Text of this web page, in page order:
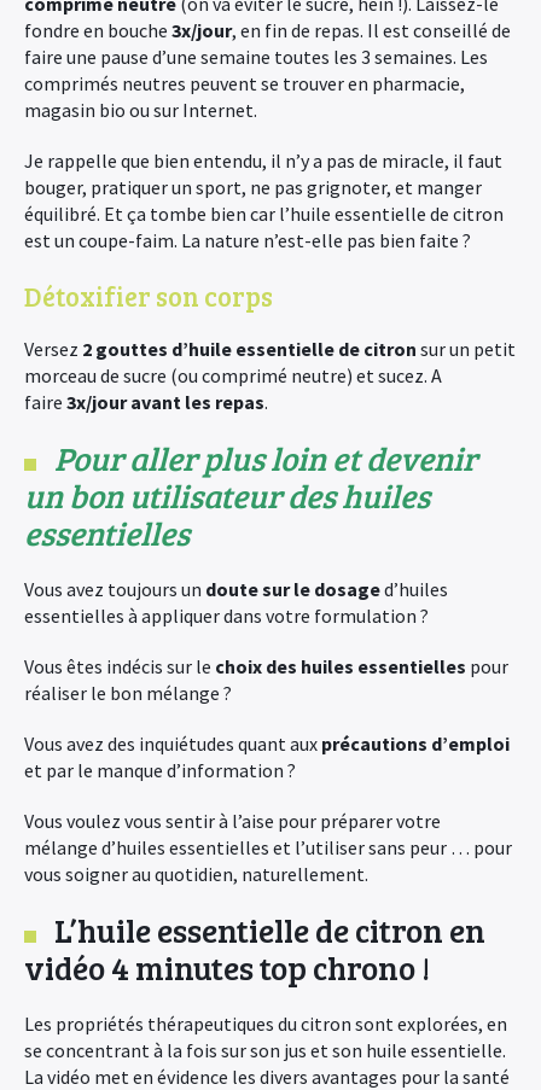
fondre en bouche 3x/jour, en fin de repas. Il est conseillé de
faire une pause d’une semaine toutes les 3 semaines. Les
comprimés neutres peuvent se trouver en pharmacie,
magasin bio ou sur Internet.
Je rappelle que bien entendu, il n’y a pas de miracle, il faut
bouger, pratiquer un sport, ne pas grignoter, et manger
équilibré. Et ça tombe bien car l’huile essentielle de citron
est un coupe-faim. La nature n’est-elle pas bien faite ?
Détoxifier son corps
Versez 2 gouttes d’huile essentielle de citron sur un petit
morceau de sucre (ou comprimé neutre) et sucez. A
faire 3x/jour avant les repas.
Pour aller plus loin et devenir
un bon utilisateur des huiles
essentielles
Vous avez toujours un doute sur le dosaged’huiles
essentielles à appliquer dans votre formulation ?
Vous êtes indécis sur le choix des huiles essentielles pour
réaliser le bon mélange ?
Vous avez des inquiétudes quant aux précautions d’emploi
et par le manque d’information ?
Vous voulez vous sentir à l’aise pour préparer votre
mélange d’huiles essentielles et l’utiliser sans peur … pour
vous soigner au quotidien, naturellement.
L’huile essentielle de citron en
vidéo 4 minutes top chrono !
Les propriétés thérapeutiques du citron sont explorées, en
se concentrant à la fois sur son jus et son huile essentielle.
La vidéo met en évidence les divers avantages pour la santé